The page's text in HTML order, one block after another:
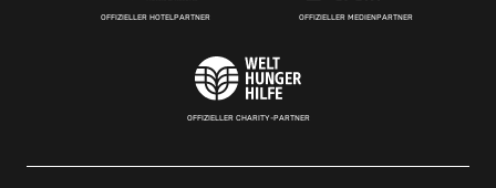
OFFIZIELLER HOTELPARTNER OFFIZIELLER MEDIENPARTNER
OFFIZIELLER CHARITY-PARTNER